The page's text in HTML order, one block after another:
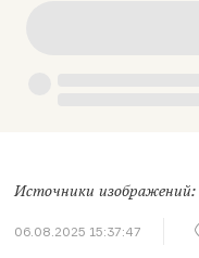
Источники
06.08.2025 15:37:47